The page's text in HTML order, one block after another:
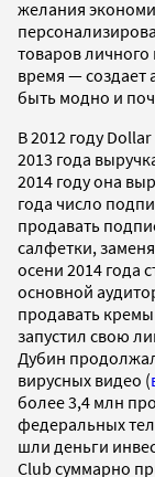
желания
товаров
время — создает
быть модно и
В 2012 году
2013 года
2014 году она
года число
продавать
салфетки,
осени 2014 года
основной
продавать
запустил свою
Дубин
вирусных видео (
более 3,4 млн
федеральных
шли деньги
Club суммарно